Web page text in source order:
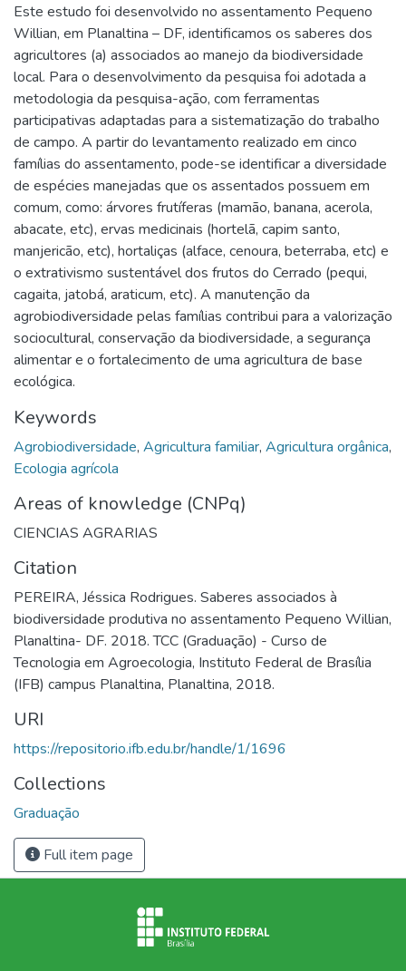
Este estudo foi desenvolvido no assentamento Pequeno
Willian, em Planaltina – DF, identificamos os saberes dos
agricultores (a) associados ao manejo da biodiversidade
local. Para o desenvolvimento da pesquisa foi adotada a
metodologia da pesquisa-ação, com ferramentas
participativas adaptadas para a sistematização do trabalho
de campo. A partir do levantamento realizado em cinco
famílias do assentamento, pode-se identificar a diversidade
de espécies manejadas que os assentados possuem em
comum, como: árvores frutíferas (mamão, banana, acerola,
abacate, etc), ervas medicinais (hortelã, capim santo,
manjericão, etc), hortaliças (alface, cenoura, beterraba, etc) e
o extrativismo sustentável dos frutos do Cerrado (pequi,
cagaita, jatobá, araticum, etc). A manutenção da
agrobiodiversidade pelas famílias contribui para a valorização
sociocultural, conservação da biodiversidade, a segurança
alimentar e o fortalecimento de uma agricultura de base
ecológica.
Keywords
Agrobiodiversidade, Agricultura familiar, Agricultura orgânica,
Ecologia agrícola
Areas of knowledge (CNPq)
CIENCIAS AGRARIAS
Citation
PEREIRA, Jéssica Rodrigues. Saberes associados à
biodiversidade produtiva no assentamento Pequeno Willian,
Planaltina- DF. 2018. TCC (Graduação) - Curso de
Tecnologia em Agroecologia, Instituto Federal de Brasília
(IFB) campus Planaltina, Planaltina, 2018.
URI
https://repositorio.ifb.edu.br/handle/1/1696
Collections
Graduação
Full item page